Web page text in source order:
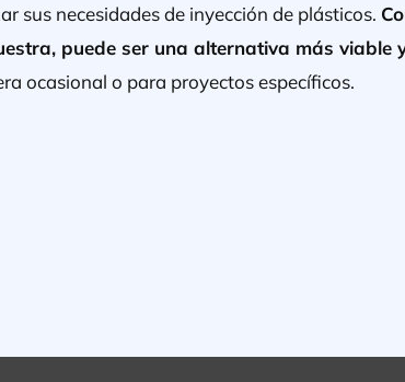
sus necesidades de inyección de plásticos.
puede ser una alternativa más viable
ocasional o para proyectos específicos.